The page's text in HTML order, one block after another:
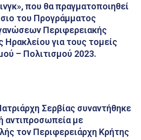
που θα πραγματοποιηθεί
του Προγράμματος
Περιφερειακής
Ηρακλείου για τους τομείς
– Πολιτισμού 2023.
Σερβίας συναντήθηκε
αντιπροσωπεία με
τον Περιφερειάρχη Κρήτης